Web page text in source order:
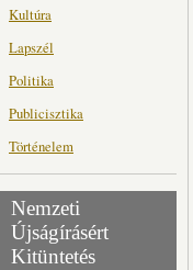
Kultúra
Lapszél
Politika
Publicisztika
Történelem
Nemzeti
Újságírásért
Kitüntetés